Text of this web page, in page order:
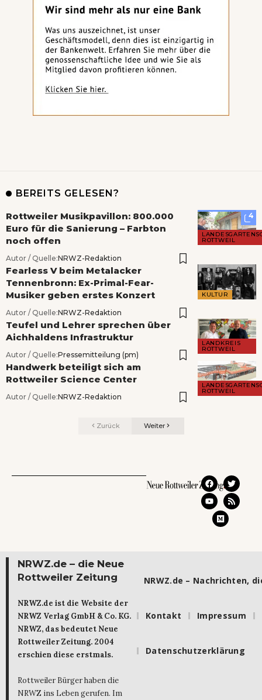
BEREITS GELESEN?
4
ROTTWEIL
Rottweiler Musikpavillon: 800.000
Euro für die Sanierung – Farbton
noch offen
Autor / Quelle:NRWZ-Redaktion
KULTUR
Fearless V beim Metalacker
Tennenbronn: Ex-Primal-Fear-
Musiker geben erstes Konzert
Autor / Quelle:NRWZ-Redaktion
LANDKREIS
ROTTWEIL
Teufel und Lehrer sprechen über
Aichhaldens Infrastruktur
Autor / Quelle:Pressemitteilung (pm)
ROTTWEIL
Handwerk beteiligt sich am
Rottweiler Science Center
Autor / Quelle:NRWZ-Redaktion
Zurück Weiter
NRWZ.de – die Neue
Rottweiler Zeitung
NRWZ.de ist die Website der
NRWZ Verlag GmbH & Co. KG.
NRWZ, das bedeutet Neue
Rottweiler Zeitung. 2004
erschien diese erstmals.
Rottweiler Bürger haben die
NRWZ ins Leben gerufen. Im
NRWZ.de – Nachrichten,
Kontakt Impressum
Datenschutzerklärung